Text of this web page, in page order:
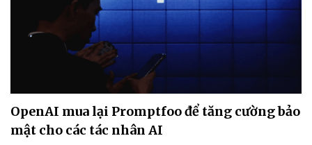
OpenAI mua lại Promptfoo để tăng cường bảo
mật cho các tác nhân AI